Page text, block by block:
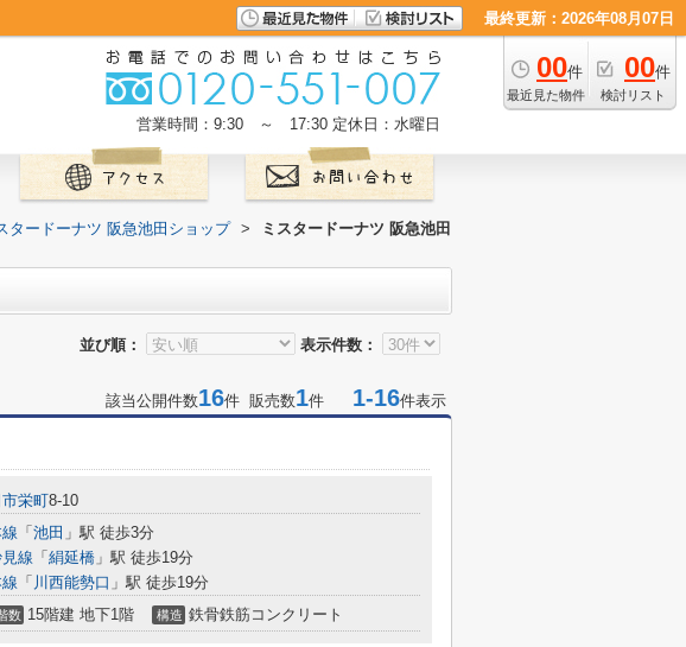
最終更新：2026年08月07日
00件
最近見た物件
00件
検討リスト
営業時間：9:30 ～ 17:30 定休日：水曜日
タードーナツ 阪急池田ショップ >
ミスタードーナツ 阪急池田
並び順： 表示件数：
該当公開件数16件 販売数1件 1-16件表示
栄町8-10
「 池田 」駅 徒歩3分
線 「 絹延橋 」駅 徒歩19分
「 川西能勢口 」駅 徒歩19分
数 15階建 地下1階 構造 鉄骨鉄筋コンクリート